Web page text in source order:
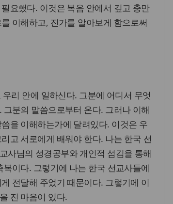
요했다. 이것은 복음 안에서 깊고 충만
이해하고, 진가를 알아보게 함으로써
리 안에 일하신다. 그분에 어디서 무엇
분의 말씀으로부터 온다. 그러나 이해
을 이해하는가에 달려있다. 이것은 우
고 서로에게 배워야 한다. 나는 한국 선
사님의 성경공부와 개인적 섬김을 통해
이다. 그렇기에 나는 한국 선교사들에
전달해 주었기 때문이다. 그렇기에 이
진 마음이 있다.